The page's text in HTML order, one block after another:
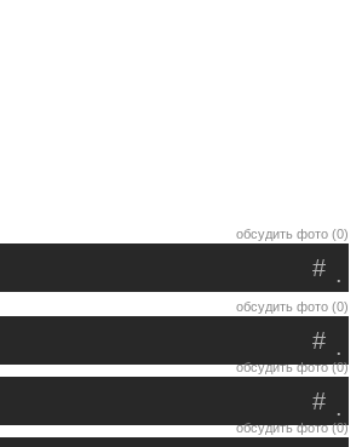
обсудить фото (0)
.
#
обсудить фото (0)
.
#
обсудить фото (0)
.
#
обсудить фото (0)